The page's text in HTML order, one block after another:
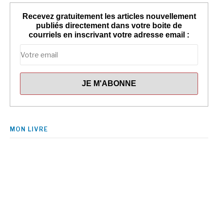
Recevez gratuitement les articles nouvellement
publiés directement dans votre boite de
courriels en inscrivant votre adresse email :
MON LIVRE